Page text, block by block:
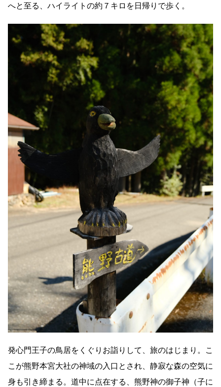
へと至る、ハイライトの約７キロを日帰りで歩く。
発心門王子の鳥居をくぐりお詣りして、旅のはじまり。こ
こが熊野本宮大社の神域の入口とされ、静寂な森の空気に
身も引き締まる。道中に点在する、熊野神の御子神（子に